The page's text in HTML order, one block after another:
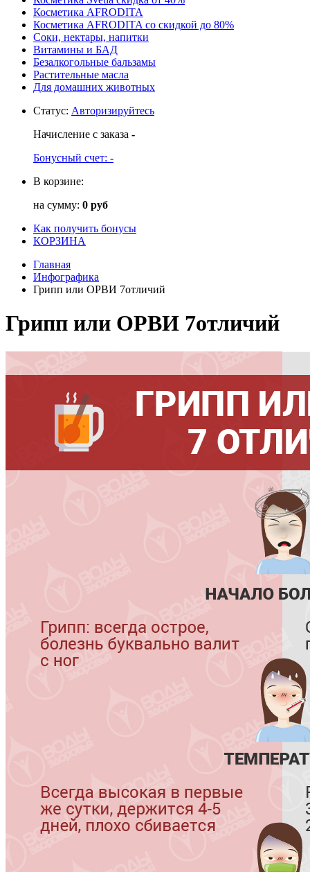
Косметика AFRODITA
Косметика AFRODITA со скидкой до 80%
Соки, нектары, напитки
Витамины и БАД
Безалкогольные бальзамы
Растительные масла
Для домашних животных
Статус: Авторизируйтесь
Начисление с заказа -
Бонусный счет: -
В корзине:
на сумму: 0 руб
Как получить бонусы
КОРЗИНА
Главная
Инфографика
Грипп или ОРВИ 7отличий
Грипп или ОРВИ 7отличий